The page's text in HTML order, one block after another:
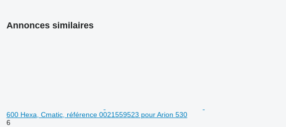
Annonces similaires
600 Hexa, Cmatic, référence 0021559523 pour Arion 530
6